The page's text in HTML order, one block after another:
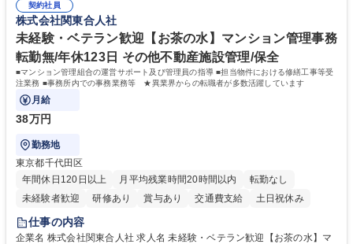
です。基本は社内勤務でクリニック訪問はほとんどありません。 募集職種
[新大阪/院長代行事務(人事労務サポート等)]未経験/年休123日/フレックス
制
すさも抜群。転勤なしの新大阪本社勤務で、安定した事業基盤のもと腰を
据えて長期的キャリアを構築できます。 学歴・資格 学歴：大学院 大学 語
学力： 資格：
契約社員
株式会社関東合人社
未経験・ベテラン歓迎【お茶の水】マンション管理事務
転勤無/年休123日 その他不動産施設管理/保全
■マンション管理組合の運営サポート及び管理員の指導 ■担当物件における修繕工事等受
注業務 ■事務所内での事務業務等 ★異業界からの転職者が多数活躍しています
月給
38万円
勤務地
東京都千代田区
年間休日120日以上
月平均残業時間20時間以内
転勤なし
未経験者歓迎
研修あり 賞与あり 交通費支給 土日祝休み
仕事の内容
企業名 株式会社関東合人社 求人名 未経験・ベテラン歓迎【お茶の水】マ